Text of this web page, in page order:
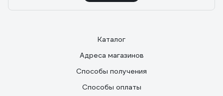
Каталог
Адреса магазинов
Способы получения
Способы оплаты